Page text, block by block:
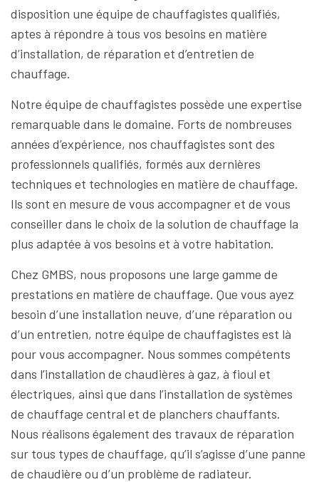
disposition une équipe de chauffagistes qualifiés,
aptes à répondre à tous vos besoins en matière
d’installation, de réparation et d’entretien de
chauffage.
Notre équipe de chauffagistes possède une expertise
remarquable dans le domaine. Forts de nombreuses
années d’expérience, nos chauffagistes sont des
professionnels qualifiés, formés aux dernières
techniques et technologies en matière de chauffage.
Ils sont en mesure de vous accompagner et de vous
conseiller dans le choix de la solution de chauffage la
plus adaptée à vos besoins et à votre habitation.
Chez GMBS, nous proposons une large gamme de
prestations en matière de chauffage. Que vous ayez
besoin d’une installation neuve, d’une réparation ou
d’un entretien, notre équipe de chauffagistes est là
pour vous accompagner. Nous sommes compétents
dans l’installation de chaudières à gaz, à fioul et
électriques, ainsi que dans l’installation de systèmes
de chauffage central et de planchers chauffants.
Nous réalisons également des travaux de réparation
sur tous types de chauffage, qu’il s’agisse d’une panne
de chaudière ou d’un problème de radiateur.